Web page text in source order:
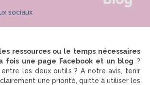
sociaux
ressources ou le temps nécessaires
fois une page Facebook et un blog ?
les deux outils ? A notre avis, tenir
une priorité, quitte à utiliser les